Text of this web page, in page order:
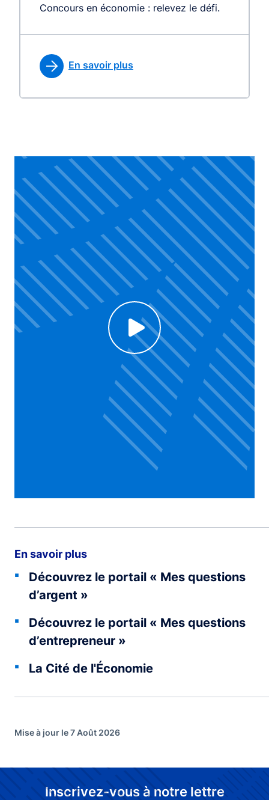
Concours en économie : relevez le défi.
En savoir plus
Voir la vidéo
Click to enable Youtube cookies and see content
En savoir plus
Découvrez le portail « Mes questions
d’argent »
Découvrez le portail « Mes questions
d’entrepreneur »
La Cité de l'Économie
Mise à jour le 7 Août 2026
Inscrivez-vous à notre lettre